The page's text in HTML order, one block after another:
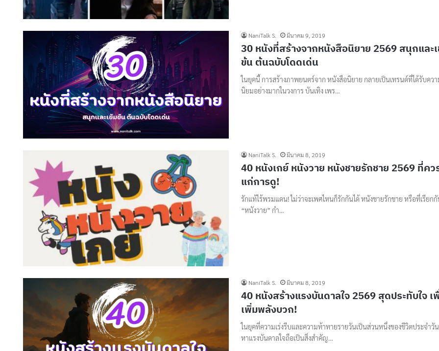
NaniTalk S. มีนาคม 9, 2019
30 หนังที่สร้างจากหนังสือนิยาย 2569 สนุกและ
ข้น ต้นฉบับโดดเด่น
ในยุคนี้ การสร้างภาพยนตร์จาก หนังสือนิยาย กลายเป็นเทรนด์ที่ได้รับคว
นิยมอย่างมากในวงการ บันเทิง เพร…
NaniTalk S. มีนาคม 8, 2019
40 หนังเกย์ หนังวาย หนังชายรักชาย 2569 ที่คว
แก่การดู!
รักแท้ไร้พรมแดน! ไม่ว่าจะเพศไหนก็รักกันได้ หนังชายรักชาย หรือที่เรียกกั
“หนังวาย” กำ…
NaniTalk S. มีนาคม 8, 2019
40 หนังสร้างแรงบันดาลใจ 2569 สุดประทับใจ เ
เพิ่มพลังบวก!
ในยุคที่ความเร่งรีบและความท้าทายรายวันเป็นส่วนหนึ่งของชีวิตประจำวั
หาแรงบันดาลใจถือเป็นสิ่งสำคัญ…